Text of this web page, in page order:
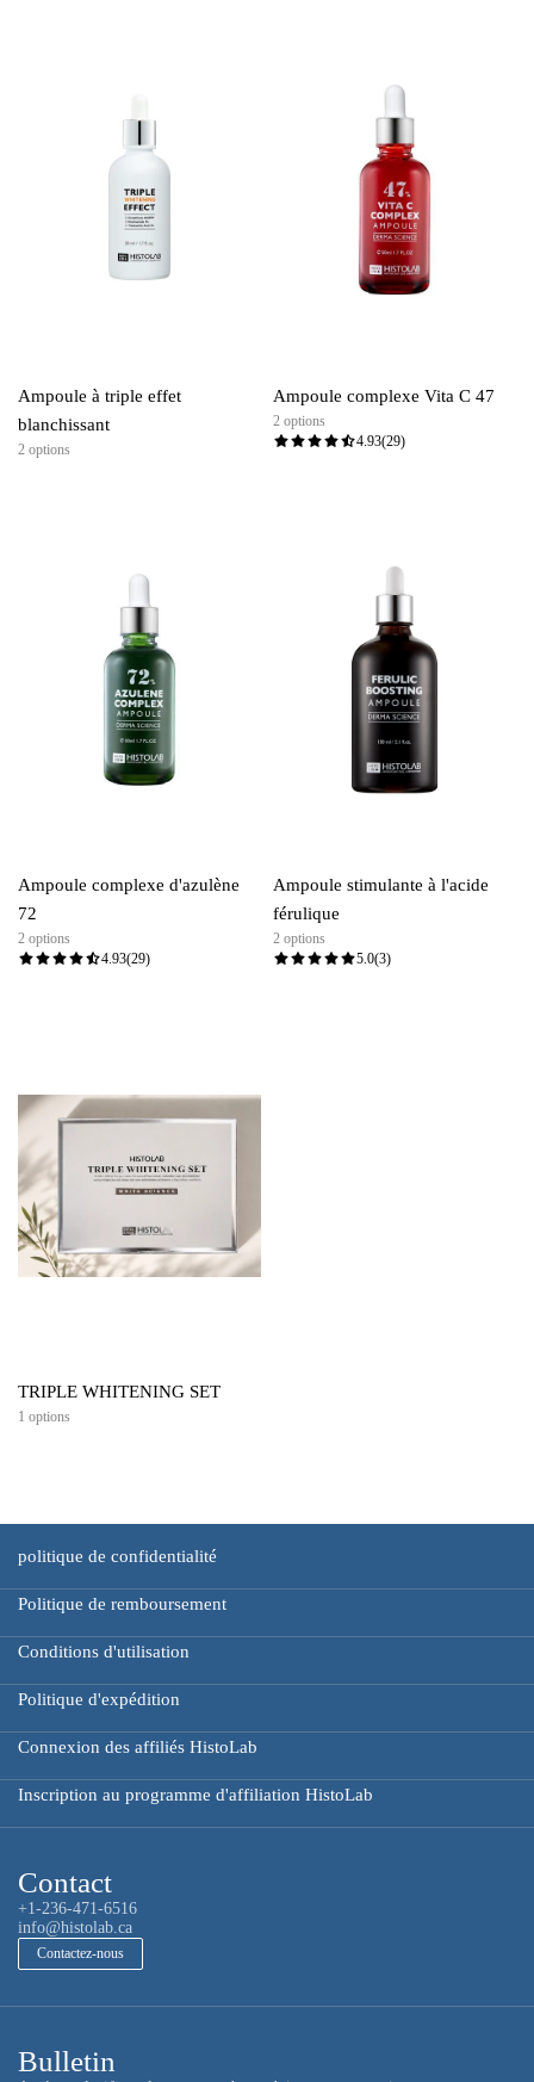
Ampoule à triple effet
blanchissant
2 options
Ampoule complexe Vita C 47
2 options
4.93(29)
Ampoule complexe d'azulène
72
2 options
4.93(29)
Ampoule stimulante à l'acide
férulique
2 options
5.0(3)
TRIPLE WHITENING SET
1 options
politique de confidentialité
Politique de remboursement
Conditions d'utilisation
Politique d'expédition
Connexion des affiliés HistoLab
Inscription au programme d'affiliation HistoLab
Contact
+1-236-471-6516
info@histolab.ca
Contactez-nous
Bulletin
Messagerie électronique